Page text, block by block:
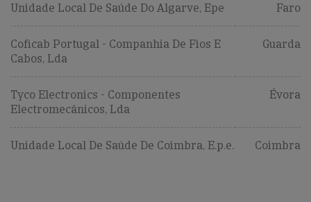
Unidade Local De Saúde Do Algarve, Epe Faro
Coficab Portugal - Companhia De Fios E
Cabos, Lda
Guarda
Tyco Electronics - Componentes
Electromecânicos, Lda
Évora
Unidade Local De Saúde De Coimbra, E.p.e. Coimbra